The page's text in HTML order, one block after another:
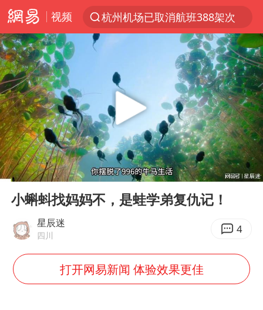
视频
杭州机场已取消航班388架次
上半年我国经营主体结构持续优化
白海豚将给京津冀带来大暴雨
《披荆斩棘2026》阵容官宣
国足U17与阿森纳决赛取消 并列冠军
女子发现前夫婚内与第三者育子
王艺迪无缘横滨赛决赛
2025年小学教师减少13.19万
韩军前线部队连曝丑闻
《龙餐馆》 冲奖
Play
00:00 02:54
小蝌蚪找妈妈不，是蛙学弟复仇记！
星辰迷
四川 4
打开网易新闻 体验效果更佳